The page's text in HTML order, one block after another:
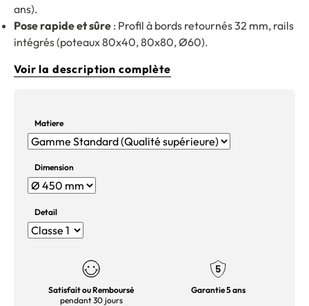
ans).
Pose rapide et sûre : Profil à bords retournés 32 mm, rails
intégrés (poteaux 80x40, 80x80, Ø60).
Voir la description complète
Matiere
Dimension
Detail
Satisfait ou Remboursé
pendant 30 jours
Garantie 5 ans